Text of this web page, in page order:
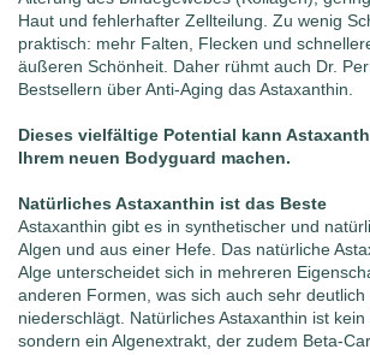
Haut und fehlerhafter Zellteilung. Zu wenig
praktisch: mehr Falten, Flecken und
äußeren Schönheit. Daher rühmt auch Dr.
Bestsellern über Anti-Aging das Astaxanthin.
Dieses vielfältige Potential kann
Ihrem neuen Bodyguard machen.
Natürliches Astaxanthin ist das Beste
Astaxanthin gibt es in synthetischer und
Algen und aus einer Hefe. Das natürliche
Alge unterscheidet sich in mehreren
anderen Formen, was sich auch sehr
niederschlägt. Natürliches Astaxanthin ist kein
sondern ein Algenextrakt, der zudem Beta-